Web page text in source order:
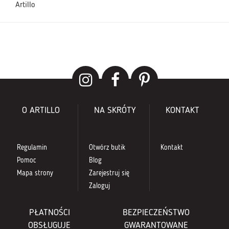
Artillo
O ARTILLO
Regulamin
Pomoc
Mapa strony
NA SKRÓTY
Otwórz butik
Blog
Zarejestruj się
Zaloguj
KONTAKT
Kontakt
PŁATNOŚCI
OBSŁUGUJE
BEZPIECZEŃSTWO
GWARANTOWANE